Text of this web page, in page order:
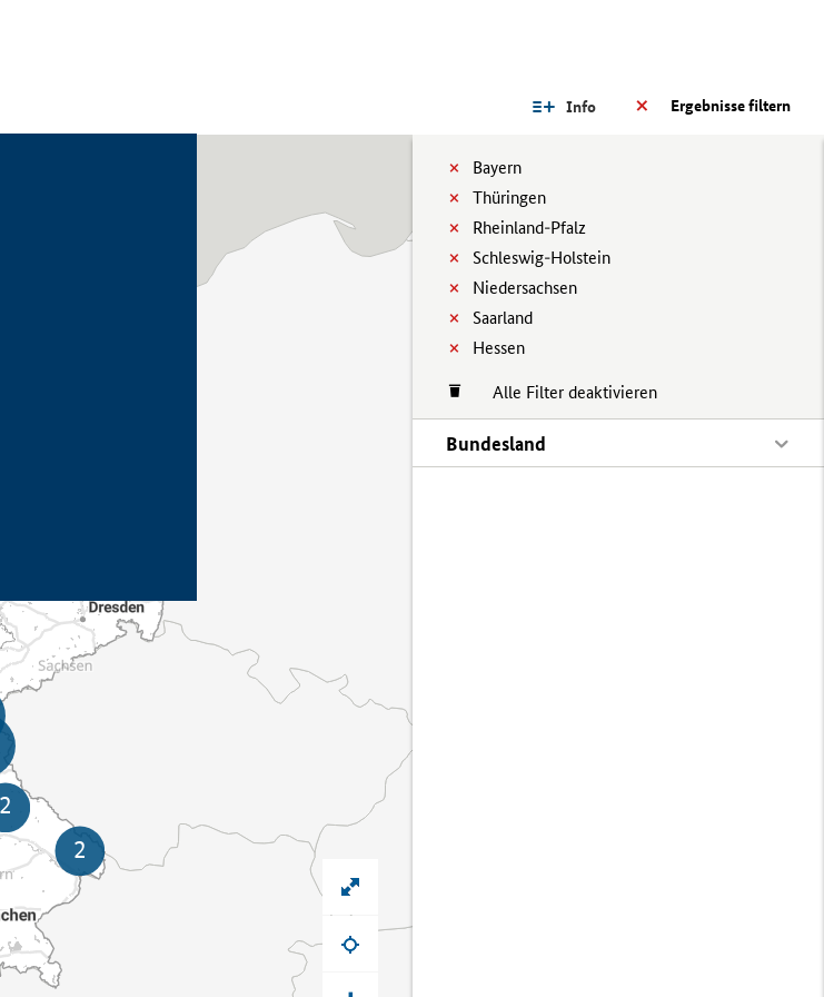
Ergebnisse filtern
Info
Bayern
Thüringen
Rheinland-Pfalz
Schleswig-Holstein
Niedersachsen
Saarland
Hessen
Alle Filter deaktivieren
Bundesland